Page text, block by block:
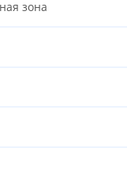
зона